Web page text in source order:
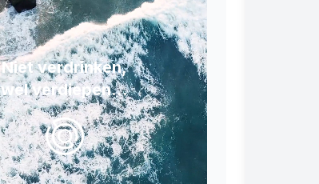
Niet verdrinken,
wel verdiepen...